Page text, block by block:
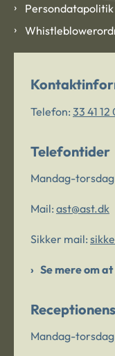
Persondatapolitik
Telefon: 33 41 12
Telefontider
Mandag-torsdag
Mail: ast@ast.dk
Sikker mail:
Se mere om
Mandag-torsdag